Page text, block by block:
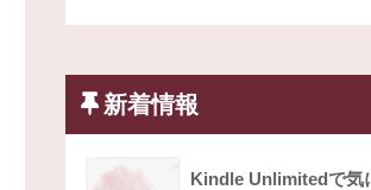
新着情報
Kindle Unlimitedで気